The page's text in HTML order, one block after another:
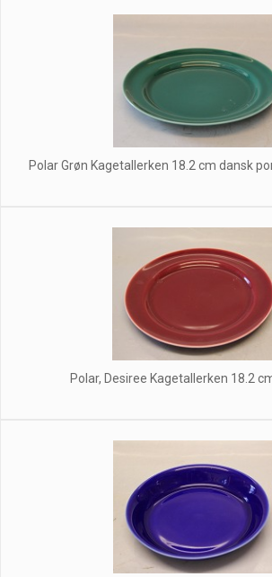
Polar Grøn Kagetallerken 18.2 cm dansk
Polar, Desiree Kagetallerken 18.2